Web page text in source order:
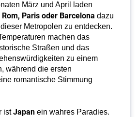
März und April laden
Paris oder Barcelona dazu
Metropolen zu entdecken.
machen das
Straßen und das
zu einem
während die ersten
romantische Stimmung
istJapan ein wahres Paradies.